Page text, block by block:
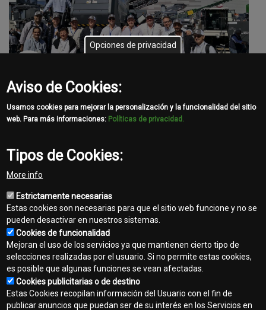
Facebook
Twitter
Email
Contacto
Opciones de privacidad
Aviso de Cookies:
Usamos cookies para mejorar la personalización y la funcionalidad del sitio
web. Para más informaciones: Políticas de privacidad.
Tipos de Cookies:
More info
Estrictamente necesarias
Estas cookies son necesarias para que el sitio web funcione y no se
pueden desactivar en nuestros sistemas.
Cookies de funcionalidad
Mejoran el uso de los servicios ya que mantienen cierto tipo de
selecciones realizadas por el usuario. Si no permite estas cookies,
es posible que algunas funciones se vean afectadas.
Cookies publicitarias o de destino
Estas Cookies recopilan información del Usuario con el fin de
publicar anuncios que puedan ser de su interés en los Servicios en